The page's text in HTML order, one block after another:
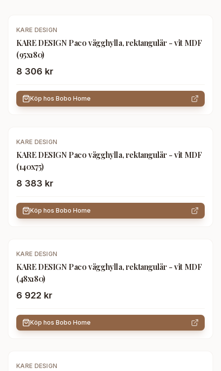
KARE DESIGN
KARE DESIGN Paco vägghylla, rektangulär - vit MDF
(95x180)
8 306 kr
Köp hos Bobo Home
KARE DESIGN
KARE DESIGN Paco vägghylla, rektangulär - vit MDF
(140x75)
8 383 kr
Köp hos Bobo Home
KARE DESIGN
KARE DESIGN Paco vägghylla, rektangulär - vit MDF
(48x180)
6 922 kr
Köp hos Bobo Home
KARE DESIGN